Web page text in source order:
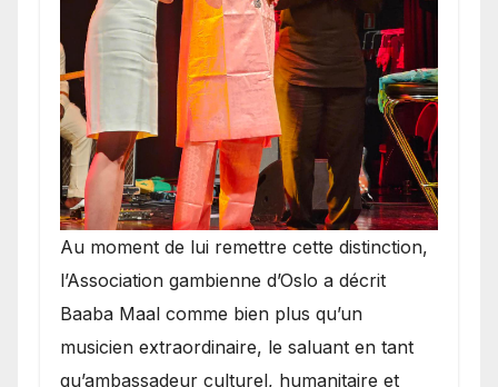
​Au moment de lui remettre cette distinction,
l’Association gambienne d’Oslo a décrit
Baaba Maal comme bien plus qu’un
musicien extraordinaire, le saluant en tant
qu’ambassadeur culturel, humanitaire et